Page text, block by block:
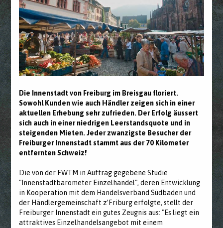
Die Innenstadt von Freiburg im Breisgau floriert.
Sowohl Kunden wie auch Händler zeigen sich in einer
aktuellen Erhebung sehr zufrieden. Der Erfolg äussert
sich auch in einer niedrigen Leerstandsquote und in
steigenden Mieten. Jeder zwanzigste Besucher der
Freiburger Innenstadt stammt aus der 70 Kilometer
entfernten Schweiz!
Die von der FWTM in Auftrag gegebene Studie
"Innenstadtbarometer Einzelhandel", deren Entwicklung
in Kooperation mit dem Handelsverband Südbaden und
der Händlergemeinschaft z’Friburg erfolgte, stellt der
Freiburger Innenstadt ein gutes Zeugnis aus: "Es liegt ein
attraktives Einzelhandelsangebot mit einem